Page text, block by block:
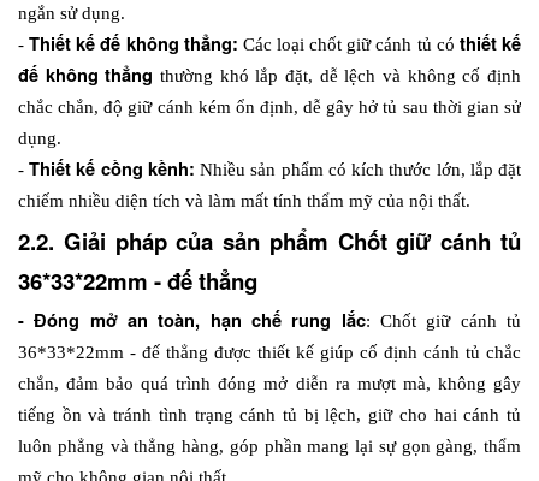
ngắn sử dụng.
- Thiết kế đế không thẳng: Các loại chốt giữ cánh tủ có thiết kế
đế không thẳng thường khó lắp đặt, dễ lệch và không cố định
chắc chắn, độ giữ cánh kém ổn định, dễ gây hở tủ sau thời gian sử
dụng.
- Thiết kế cồng kềnh: Nhiều sản phẩm có kích thước lớn, lắp đặt
chiếm nhiều diện tích và làm mất tính thẩm mỹ của nội thất.
2.2. Giải pháp của sản phẩm Chốt giữ cánh tủ
36*33*22mm - đế thẳng
- Đóng mở an toàn, hạn chế rung lắc: Chốt giữ cánh tủ
36*33*22mm - đế thẳng được thiết kế giúp cố định cánh tủ chắc
chắn, đảm bảo quá trình đóng mở diễn ra mượt mà, không gây
tiếng ồn và tránh tình trạng cánh tủ bị lệch, giữ cho hai cánh tủ
luôn phẳng và thẳng hàng, góp phần mang lại sự gọn gàng, thẩm